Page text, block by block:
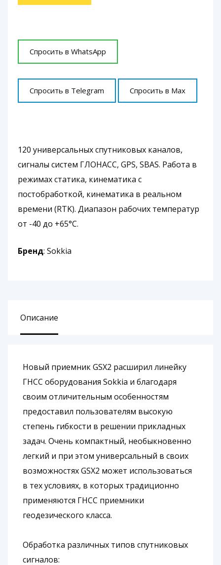
Спросить в WhatsApp
Спросить в Telegram Спросить в Max
120 универсальных спутниковых каналов,
сигналы систем ГЛОНАСС, GPS, SBAS. Работа в
режимах статика, кинематика с
постобработкой, кинематика в реальном
времени (RTK). Диапазон рабочих температур
от -40 до +65°С.
Бренд: Sokkia
Описание
Новый приемник GSX2 расширил линейку
ГНСС оборудования Sokkia и благодаря
своим отличительным особенностям
предоставил пользователям высокую
степень гибкости в решении прикладных
задач. Очень компактный, необыкновенно
легкий и при этом универсальный в своих
возможностях GSX2 может использоваться
в тех условиях, в которых традиционно
применяются ГНСС приемники
геодезического класса.
Обработка различных типов спутниковых
сигналов: